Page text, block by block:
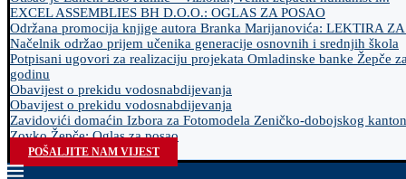
EXCEL ASSEMBLIES BH D.O.O.: OGLAS ZA POSAO
Održana promocija knjige autora Branka Marijanovića: LEKTIRA
Načelnik održao prijem učenika generacije osnovnih i srednjih škola
Potpisani ugovori za realizaciju projekata Omladinske banke Žepče
godinu
Obavijest o prekidu vodosnabdijevanja
Obavijest o prekidu vodosnabdijevanja
Zavidovići domaćin Izbora za Fotomodela Zeničko-dobojskog
Zovko Žepče: Oglas za posao
POŠALJITE NAM VIJEST